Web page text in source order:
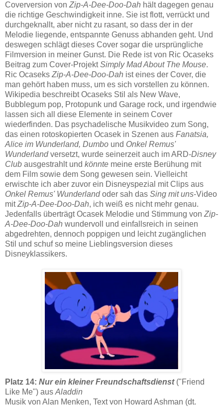
Coverversion von Zip-A-Dee-Doo-Dah hält dagegen genau
die richtige Geschwindigkeit inne. Sie ist flott, verrückt und
durchgeknallt, aber nicht zu rasant, so dass der in der
Melodie liegende, entspannte Genuss abhanden geht. Und
deswegen schlägt dieses Cover sogar die ursprüngliche
Filmversion in meiner Gunst. Die Rede ist von Ric Ocaseks
Beitrag zum Cover-ProjektSimply Mad About The Mouse.
Ric Ocaseks Zip-A-Dee-Doo-Dah ist eines der Cover, die
man gehört haben muss, um es sich vorstellen zu können.
Wikipedia beschreibt Ocaseks Stil als New Wave,
Bubblegum pop, Protopunk und Garage rock, und irgendwie
lassen sich all diese Elemente in seinem Cover
wiederfinden. Das psychadelische Musikvideo zum Song,
das einen rotoskopierten Ocasek in Szenen aus Fanatsia,
Alice im Wunderland, Dumbo und Onkel Remus'
Wunderlandversetzt, wurde seinerzeit auch im ARD-Disney
Club ausgestrahlt und könnte meine erste Berühung mit
dem Film sowie dem Song gewesen sein. Vielleicht
erwischte ich aber zuvor ein Disneyspezial mit Clips aus
Onkel Remus' Wunderlandoder sah das Sing mit uns-Video
mitZip-A-Dee-Doo-Dah, ich weiß es nicht mehr genau.
Jedenfalls überträgt Ocasek Melodie und Stimmung von Zip-
A-Dee-Doo-Dah wundervoll und einfallsreich in seinen
abgedrehten, dennoch poppigen und leicht zugänglichen
Stil und schuf so meine Lieblingsversion dieses
Disneyklassikers.
Platz 14: Nur ein kleiner Freundschaftsdienst("Friend
Like Me") aus Aladdin
Musik von Alan Menken, Text von Howard Ashman (dt.